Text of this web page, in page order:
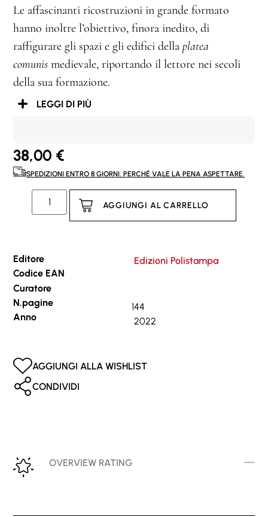
Le affascinanti ricostruzioni in grande formato
hanno inoltre l’obiettivo, finora inedito, di
raffigurare gli spazi e gli edifici della platea
comunis medievale, riportando il lettore nei secoli
della sua formazione.
LEGGI DI PIÙ
38,00 €
SPEDIZIONI ENTRO 8 GIORNI. PERCHÉ VALE LA PENA ASPETTARE.
AGGIUNGI AL CARRELLO
Editore
Edizioni Polistampa
Codice EAN
Curatore
N.pagine
144
Anno
2022
AGGIUNGI ALLA WISHLIST
CONDIVIDI
OVERVIEW RATING